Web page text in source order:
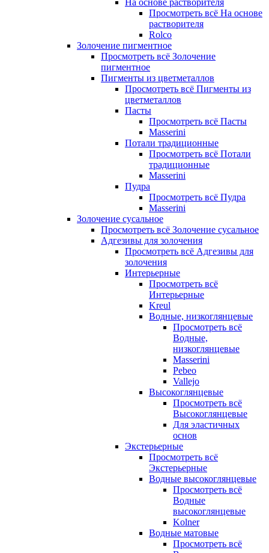
На основе растворителя
Просмотреть всё На основе
растворителя
Rolco
Золочение пигментное
Просмотреть всё Золочение
пигментное
Пигменты из цветметаллов
Просмотреть всё Пигменты из
цветметаллов
Пасты
Просмотреть всё Пасты
Masserini
Потали традиционные
Просмотреть всё Потали
традиционные
Masserini
Пудра
Просмотреть всё Пудра
Masserini
Золочение сусальное
Просмотреть всё Золочение сусальное
Адгезивы для золочения
Просмотреть всё Адгезивы для
золочения
Интерьерные
Просмотреть всё
Интерьерные
Kreul
Водные, низкоглянцевые
Просмотреть всё
Водные,
низкоглянцевые
Masserini
Pebeo
Vallejo
Высокоглянцевые
Просмотреть всё
Высокоглянцевые
Для эластичных
основ
Экстерьерные
Просмотреть всё
Экстерьерные
Водные высокоглянцевые
Просмотреть всё
Водные
высокоглянцевые
Kolner
Водные матовые
Просмотреть всё